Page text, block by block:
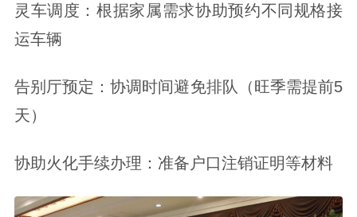
灵车调度：根据家属需求协助预约不同规格接
运车辆
告别厅预定：协调时间避免排队（旺季需提前5
天）
协助火化手续办理：准备户口注销证明等材料